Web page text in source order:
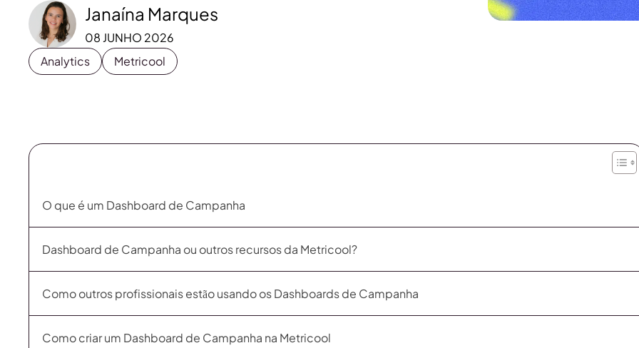
Janaína Marques
08 JUNHO 2026
Analytics
Metricool
O que é um Dashboard de Campanha
Dashboard de Campanha ou outros recursos da Metricool?
Como outros profissionais estão usando os Dashboards de Campanha
Como criar um Dashboard de Campanha na Metricool